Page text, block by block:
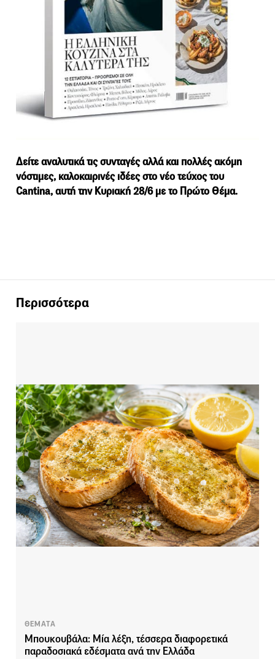
Δείτε αναλυτικά τις συνταγές αλλά και πολλές ακόμη
νόστιμες, καλοκαιρινές ιδέες στο νέο τεύχος του
Cantina, αυτή την Κυριακή 28/6 με το Πρώτο Θέμα.
Περισσότερα
ΘΕΜΑΤΑ
Μπουκουβάλα: Μία λέξη, τέσσερα διαφορετικά
παραδοσιακά εδέσματα ανά την Ελλάδα